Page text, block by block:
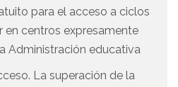
para el acceso a ciclos
en centros expresamente
Administración educativa
La superación de la